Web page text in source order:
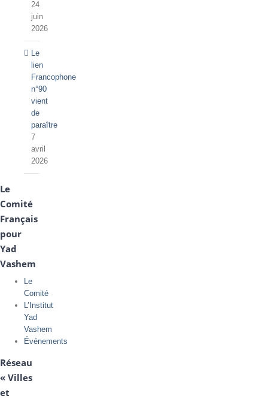
24
juin
2026
Le
lien
Francophone
n°90
vient
de
paraître
7
avril
2026
Le
Comité
Français
pour
Yad
Vashem
Le
Comité
L’Institut
Yad
Vashem
Événements
Réseau
« Villes
et